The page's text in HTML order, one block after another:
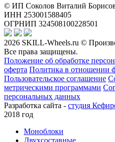
© ИП Соколов Виталий
ИНН 253001588405
ОГРНИП 324508100228501
2026 SKILL-Wheels.ru ©
Все права защищены.
Положение об обработке
оферта Политика в отношении
Пользовательское соглашение
метрическими программами
персональных данных
Разработка сайта - студия
2018 год
Моноблоки
Двухсоставные